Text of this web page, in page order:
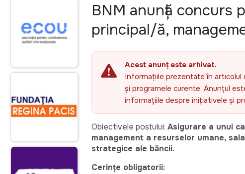
BNM anunță
principal/ă,
Acest anunț este arhivat.
Informațiile prezentate în articolul
și programele curente. Anunțul
informațiile despre inițiativele și
Obiectivele postului: Asigurare a unui
management a resurselor umane,
strategice ale băncii.
Cerințe obligatorii: